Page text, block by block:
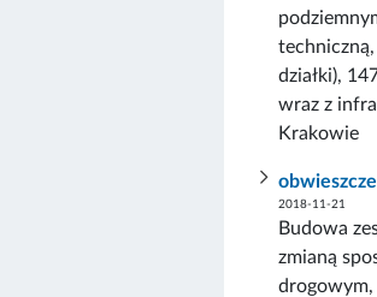
działki),
wraz z
Krakowie
2018-11-21
Budowa
zmianą
drogowym,